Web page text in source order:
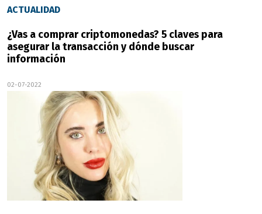
ACTUALIDAD
¿Vas a comprar criptomonedas? 5 claves para
asegurar la transacción y dónde buscar
información
02-07-2022